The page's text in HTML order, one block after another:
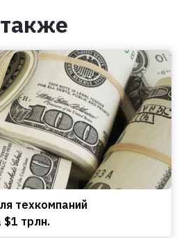
техкомпаний
$1 трлн.